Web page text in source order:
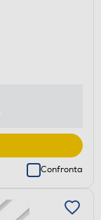
Confronta